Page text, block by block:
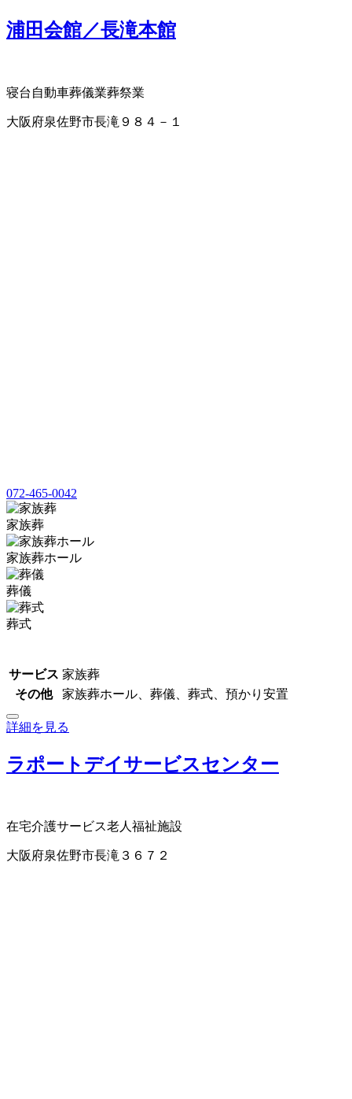
浦田会館／長滝本館
寝台自動車葬儀業葬祭業
大阪府泉佐野市長滝９８４－１
072-465-0042
家族葬
家族葬ホール
葬儀
葬式
サービス 家族葬
その他
家族葬ホール、葬儀、葬式、預かり安置
詳細を見る
ラポートデイサービスセンター
在宅介護サービス老人福祉施設
大阪府泉佐野市長滝３６７２